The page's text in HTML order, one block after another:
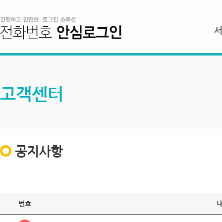
고객센터
공지사항
번호